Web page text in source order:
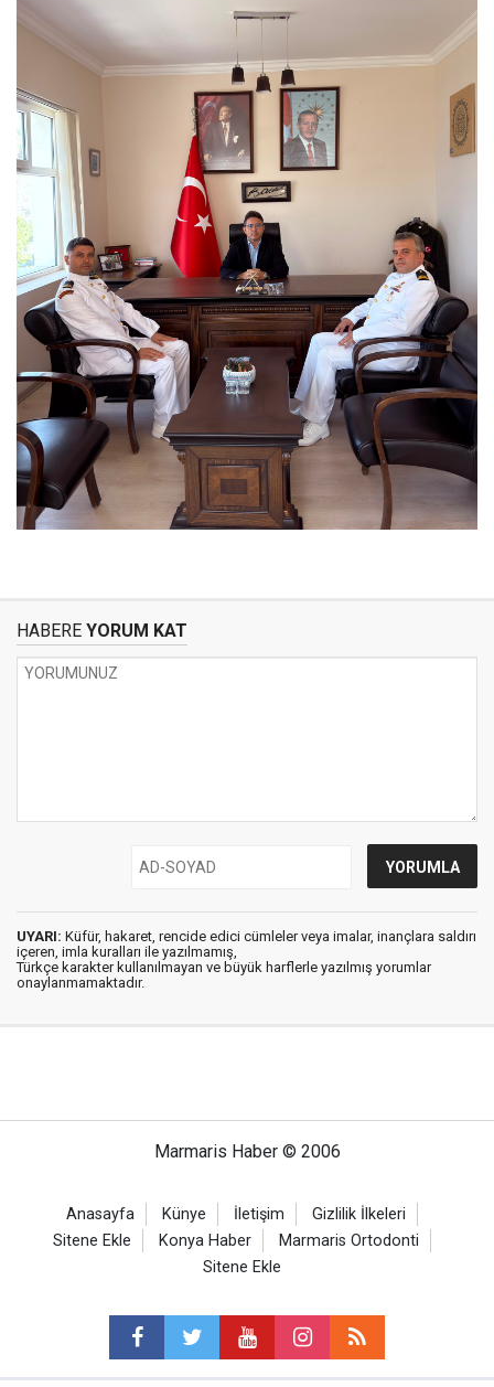
HABERE YORUM KAT
UYARI: Küfür, hakaret, rencide edici cümleler veya imalar, inançlara saldırı
içeren, imla kuralları ile yazılmamış,
Türkçe karakter kullanılmayan ve büyük harflerle yazılmış yorumlar
onaylanmamaktadır.
Marmaris Haber © 2006
Anasayfa Künye İletişim
Gizlilik İlkeleri
Sitene Ekle
Konya Haber
Marmaris Ortodonti
Sitene Ekle